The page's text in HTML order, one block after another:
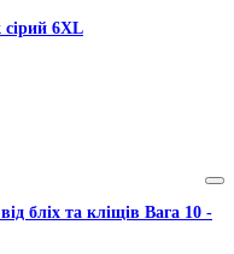
сірий 6XL
бліх та кліщів Вага 10 -